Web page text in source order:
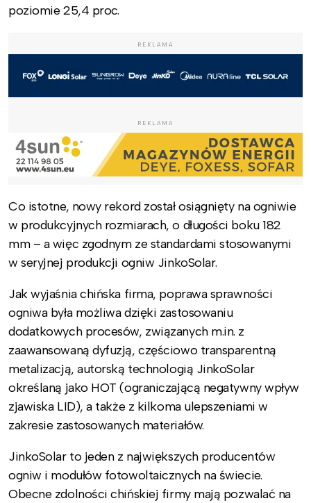
poziomie 25,4 proc.
REKLAMA
REKLAMA
Co istotne, nowy rekord został osiągnięty na ogniwie
w produkcyjnych rozmiarach, o długości boku 182
mm – a więc zgodnym ze standardami stosowanymi
w seryjnej produkcji ogniw JinkoSolar.
Jak wyjaśnia chińska firma, poprawa sprawności
ogniwa była możliwa dzięki zastosowaniu
dodatkowych procesów, związanych m.in. z
zaawansowaną dyfuzją, częściowo transparentną
metalizacją, autorską technologią JinkoSolar
określaną jako HOT (ograniczającą negatywny wpływ
zjawiska LID), a także z kilkoma ulepszeniami w
zakresie zastosowanych materiałów.
JinkoSolar to jeden z największych producentów
ogniw i modułów fotowoltaicznych na świecie.
Obecne zdolności chińskiej firmy mają pozwalać na